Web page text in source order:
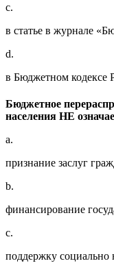
c.
в статье в журнале
d.
в Бюджетном кодексе
Бюджетное
населения НЕ
a.
признание заслуг
b.
финансирование
c.
поддержку